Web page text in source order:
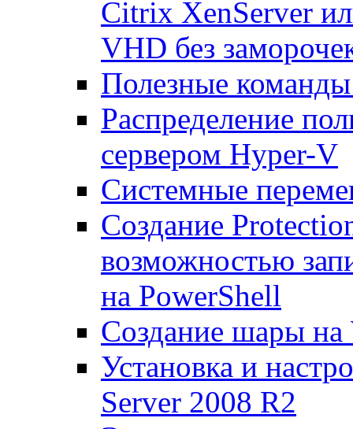
Citrix XenServer
VHD без
Полезные
Распределение
сервером Hyper-V
Системные
Создание
возможностью
на PowerShell
Создание шары на
Установка и
Server 2008 R2